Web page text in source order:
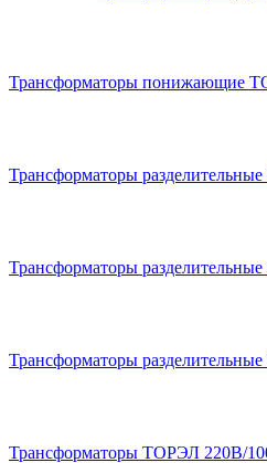
Трансформаторы понижающие
Трансформаторы
Трансформаторы
Трансформаторы
Трансформаторы ТОРЭЛ 220В/